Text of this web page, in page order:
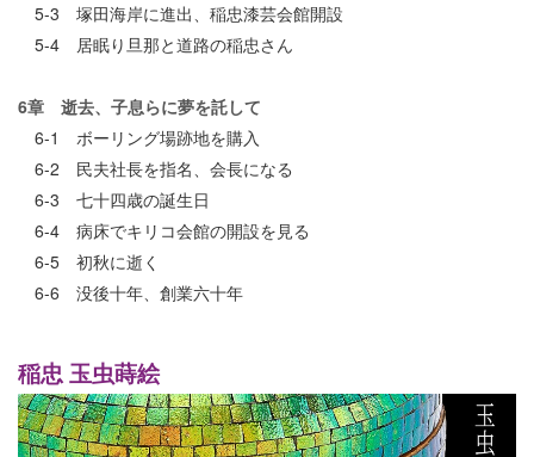
5-3 塚田海岸に進出、稲忠漆芸会館開設
5-4 居眠り旦那と道路の稲忠さん
6章 逝去、子息らに夢を託して
6-1 ボーリング場跡地を購入
6-2 民夫社長を指名、会長になる
6-3 七十四歳の誕生日
6-4 病床でキリコ会館の開設を見る
6-5 初秋に逝く
6-6 没後十年、創業六十年
稲忠 玉虫蒔絵